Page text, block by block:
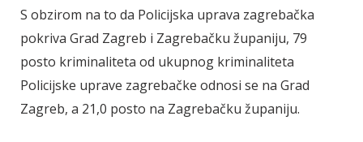
S obzirom na to da Policijska uprava zagrebačka
pokriva Grad Zagreb i Zagrebačku županiju, 79
posto kriminaliteta od ukupnog kriminaliteta
Policijske uprave zagrebačke odnosi se na Grad
Zagreb, a 21,0 posto na Zagrebačku županiju.